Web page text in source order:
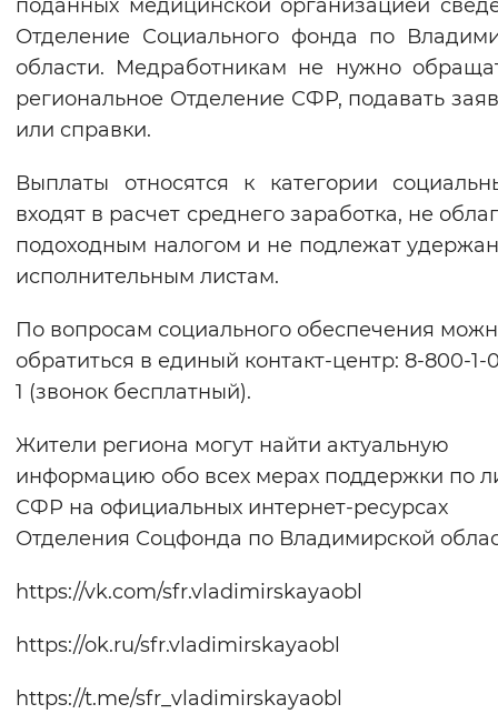
поданных медицинской организацией
Отделение Социального фонда по
области. Медработникам не нужно
региональное Отделение СФР, подавать
или справки.
Выплаты относятся к категории
входят в расчет среднего заработка, не
подоходным налогом и не подлежат
исполнительным листам.
По вопросам социального обеспечения
обратиться в единый контакт-центр: 8-800-
1 (звонок бесплатный).
Жители региона могут найти актуальную
информацию обо всех мерах поддержки по
СФР на официальных интернет-ресурсах
Отделения Соцфонда по Владимирской
https://vk.com/sfr.vladimirskayaobl
https://ok.ru/sfr.vladimirskayaobl
https://t.me/sfr_vladimirskayaobl